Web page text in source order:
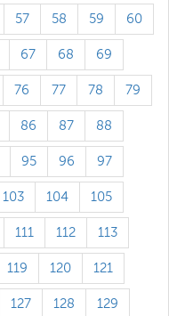
57 58 59 60
67 68 69
76 77 78 79
86 87 88
95 96 97
103 104 105
111 112 113
119 120 121
127 128 129